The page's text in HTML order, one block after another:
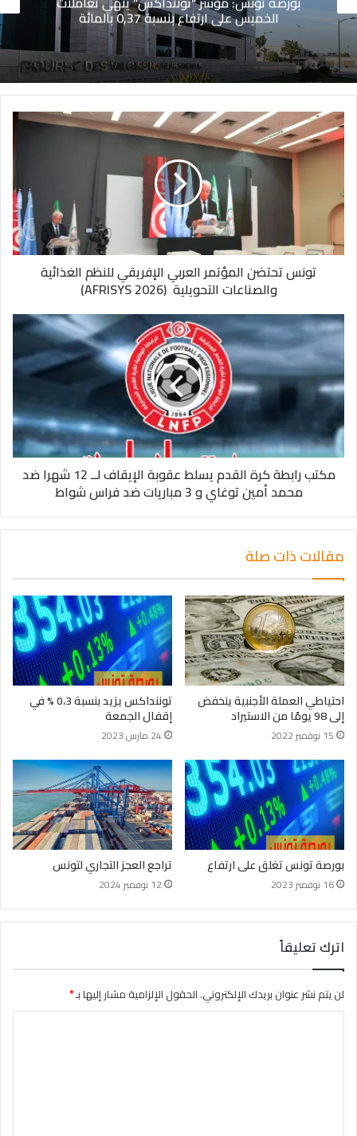
الخميس على ارتفاع بنسبة 0,37 بالمائة
تونس تحتضن المؤتمر العربي الإفريقي للنظم الغذائية
والصناعات التحويلية (AFRISYS 2026)
مكتب رابطة كرة القدم يسلط عقوبة الإيقاف لــ 12 شهرا ضد
محمد أمين توغاي و 3 مباريات ضد فراس شواط
مقالات ذات صلة
احتياطي العملة الأجنبية ينخفض
إلى 98 يومًا من الاستيراد
15 نوفمبر 2022
توننداكس يزيد بنسبة 0،3 % في
إقفال الجمعة
24 مارس 2023
بورصة تونس تغلق على ارتفاع
16 نوفمبر 2023
تراجع العجز التجاري لتونس
12 نوفمبر 2024
اترك تعليقاً
لن يتم نشر عنوان بريدك الإلكتروني.الحقول الإلزامية مشار إليها بـ*